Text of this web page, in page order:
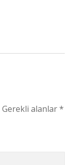
Gerekli alanlar*